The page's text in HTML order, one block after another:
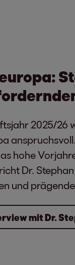
2025/26
hohe
Dr.
und
mit Dr.